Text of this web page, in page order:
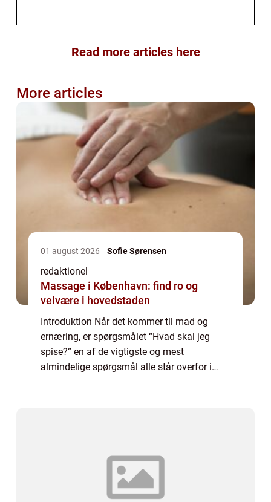
Read more articles here
More articles
01 august 2026 Sofie Sørensen
redaktionel
Massage i København: find ro og
velvære i hovedstaden
Introduktion Når det kommer til mad og
ernæring, er spørgsmålet “Hvad skal jeg
spise?” en af de vigtigste og mest
almindelige spørgsmål alle står overfor i